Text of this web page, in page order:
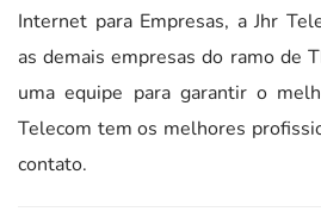
Internet para Empresas, a Jhr
as demais empresas do ramo de
uma equipe para garantir o
Telecom tem os melhores
contato.